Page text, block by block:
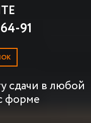
91
в любой
форме